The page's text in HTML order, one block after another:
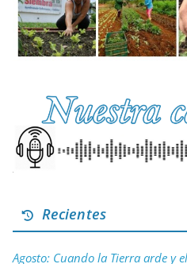
Recientes
Agosto: Cuando la Tierra arde y